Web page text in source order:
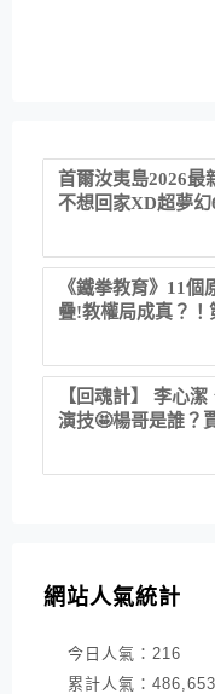
首爾汝夷島2026最
不想回家XD超夢幻
津帝王蟹大餐、《
《鐵拳教育》11
疊!教權局成真？！
【回魂計】 李心
演技🤩楊哥是誰？
網站人氣統計
今日人氣： 216
累計人氣： 486,653